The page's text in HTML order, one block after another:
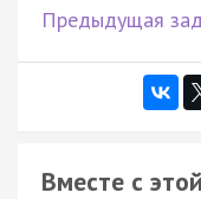
Предыдущая
Вместе с